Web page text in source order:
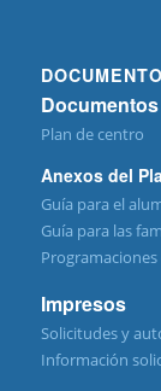
Documentos
Plan de centro
Anexos del
Guía para el
Guía para las
Impresos
Solicitudes y
Información